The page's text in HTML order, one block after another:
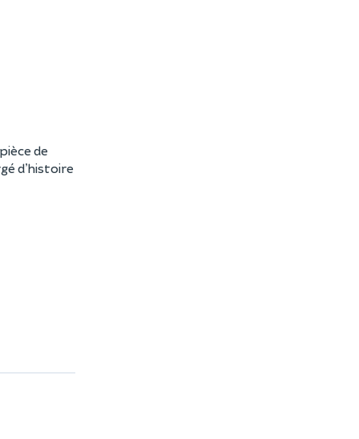
de
d’histoire